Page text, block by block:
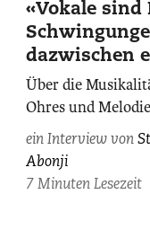
Abonji,
fotografiert
von
Paolo
Dutto
13
Photos.
«Vokale sind
dazwischen
Über die
Ohres und
ein Interview von
Abonji
7 Minuten Lesezeit